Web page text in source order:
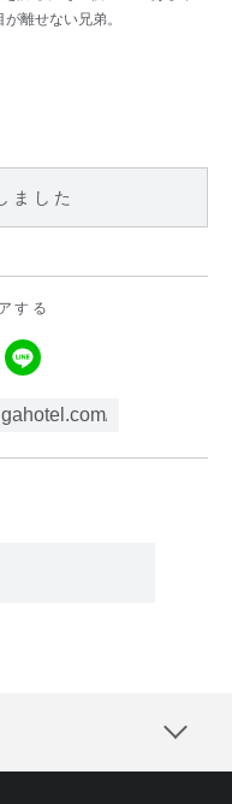
離せない兄弟。
ました
する